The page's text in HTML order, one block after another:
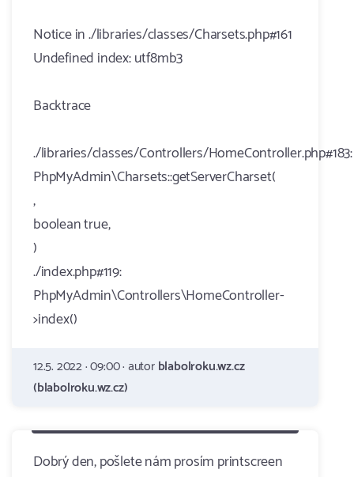
Notice in ./libraries/classes/Charsets.php#161
Undefined index: utf8mb3
Backtrace
./libraries/classes/Controllers/HomeController.php#183:
PhpMyAdmin\Charsets::getServerCharset(
,
boolean true,
)
./index.php#119:
PhpMyAdmin\Controllers\HomeController-
>index()
12.5. 2022 · 09:00 · autorblabolroku.wz.cz
(blabolroku.wz.cz)
Dobrý den, pošlete nám prosím printscreen